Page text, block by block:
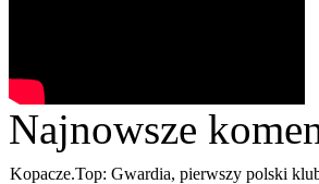
Najnowsze
Kopacze.Top: Gwardia, pierwszy polski